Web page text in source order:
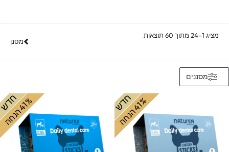
מציג 1–24 מתוך 60 תוצאות
מסנן
מסננים
4
1
%
ה
נ
ח
החדש
4
1
%
ה
נ
ח
ה